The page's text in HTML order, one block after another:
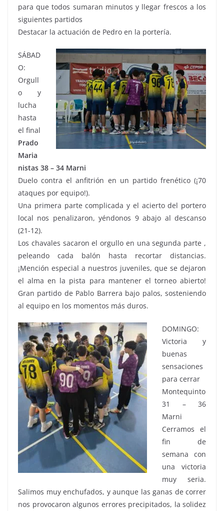
para que todos sumaran minutos y llegar frescos a los
siguientes partidos
Destacar la actuación de Pedro en la portería.
SÁBAD
O:
Orgull
o y
lucha
hasta
el final
Prado
Maria
nistas 38 – 34 Marni
Duelo contra el anfitrión en un partido frenético (¡70
ataques por equipo!).
Una primera parte complicada y el acierto del portero
local nos penalizaron, yéndonos 9 abajo al descanso
(21-12).
Los chavales sacaron el orgullo en una segunda parte ,
peleando cada balón hasta recortar distancias.
¡Mención especial a nuestros juveniles, que se dejaron
el alma en la pista para mantener el torneo abierto!
Gran partido de Pablo Barrera bajo palos, sosteniendo
al equipo en los momentos más duros.
DOMINGO:
Victoria y
buenas
sensaciones
para cerrar
Montequinto
31 – 36
Marni
Cerramos el
fin de
semana con
una victoria
muy seria.
Salimos muy enchufados, y aunque las ganas de correr
nos provocaron algunos errores precipitados, la solidez